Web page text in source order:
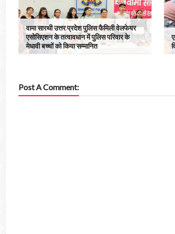
वामा सारथी उत्तर प्रदेश पुलिस फैमिली वेलफेयर
एसोसिएशन के तत्वावधान में पुलिस परिवार के
मेधावी बच्चों को किया सम्मानित
Post A Comment: